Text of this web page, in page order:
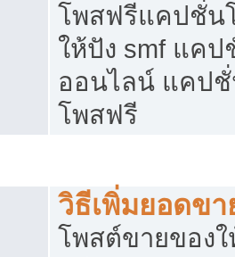
โพสฟรีแคปชั่น
ให้ปัง smf แค
ออนไลน์ แคป
โพสฟรี
วิธีเพิ่มยอดข
โพสต์ขายของ